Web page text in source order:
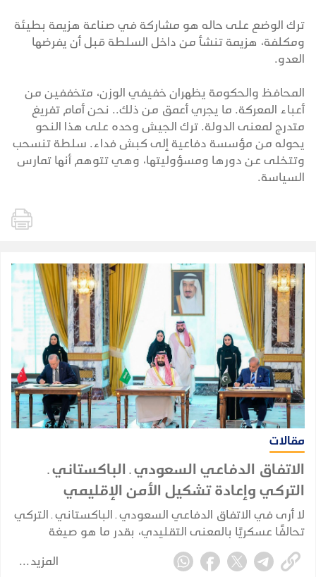
ترك الوضع على حاله هو مشاركة في صناعة هزيمة بطيئة
ومكلفة، هزيمة تنشأ من داخل السلطة قبل أن يفرضها
العدو.
المحافظ والحكومة يظهران خفيفي الوزن، متخففين من
أعباء المعركة. ما يجري أعمق من ذلك.. نحن أمام تفريغ
متدرج لمعنى الدولة. ترك الجيش وحده على هذا النحو
يحوله من مؤسسة دفاعية إلى كبش فداء. سلطة تنسحب
وتتخلى عن دورها ومسؤوليتها، وهي تتوهم أنها تمارس
السياسة.
مقالات
الاتفاق الدفاعي السعودي ـ الباكستاني ـ
التركي وإعادة تشكيل الأمن الإقليمي
لا أرى في الاتفاق الدفاعي السعودي ـ الباكستاني ـ التركي
تحالفًا عسكريًا بالمعنى التقليدي، بقدر ما هو صيغة
للتكامل الدفاعي والأمني بين ثلاث دول تمتلك، بدرجات
مختلفة، عناصر قوة وخبرات واحتياجات متكاملة وتواجه
المزيد